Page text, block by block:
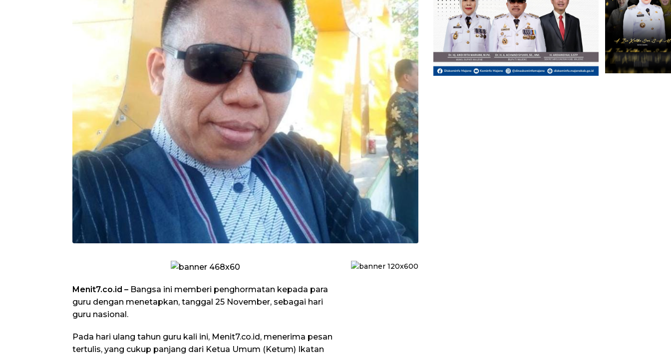
Menit7.co.id – Bangsa ini memberi penghormatan kepada para
guru dengan menetapkan, tanggal 25 November, sebagai hari
guru nasional.
Pada hari ulang tahun guru kali ini, Menit7.co.id, menerima pesan
tertulis, yang cukup panjang dari Ketua Umum (Ketum) Ikatan